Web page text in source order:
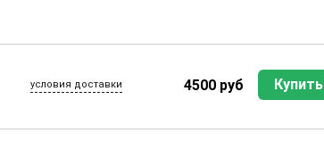
условия доставки 4500 руб Купить